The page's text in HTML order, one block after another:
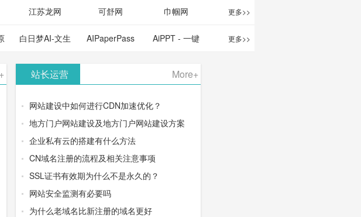
江苏龙网 可舒网 巾帼网 更多>>
白日梦AI-文生
视频类AIGC
AIPaperPass
千字大纲
AiPPT - 一键 更多>>
站长运营 More+
网站建设中如何进行CDN加速优化？
地方门户网站建设及地方门户网站建设方案
企业私有云的搭建有什么方法
CN域名注册的流程及相关注意事项
SSL证书有效期为什么不是永久的？
网站安全监测有必要吗
为什么老域名比新注册的域名更好